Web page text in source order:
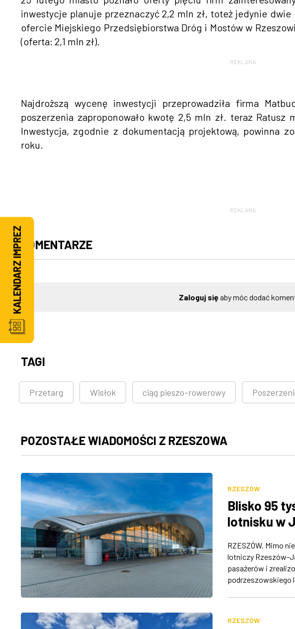
inwestycje planuje przeznaczyć 2,2 mln zł, toteż jedynie
ofercie Miejskiego Przedsiębiorstwa Dróg i Mostów w
(oferta: 2,1 mln zł).
REKLAMA
Najdroższą wycenę inwestycji przeprowadziła firma
poszerzenia zaproponowało kwotę 2,5 mln zł. teraz
Inwestycja, zgodnie z dokumentacją projektową, powinna
roku.
REKLAMA
KOMENTARZE
Zaloguj sięaby móc dodać
TAGI
Przetarg Wisłok ciąg pieszo-rowerowy
POZOSTAŁE WIADOMOŚCI Z RZESZOWA
RZESZÓW
Blisko 95
lotnisku w
RZESZÓW. Mimo
lotniczy Rzeszów-
pasażerów i
podrzeszowskiego
RZESZÓW
KALENDARZ IMPREZ